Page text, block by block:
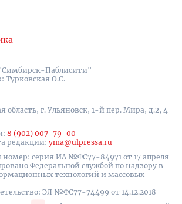
Паблисити"
Турковская О.С.
область, г. Ульяновск, 1-й пер. Мира, д.2, 4
8 (902) 007-79-00
редакции: yma@ulpressa.ru
серия ИА №ФС77-84971 от 17 апреля
Федеральной службой по надзору в
технологий и массовых
ЭЛ №ФС77-74499 от 14.12.2018